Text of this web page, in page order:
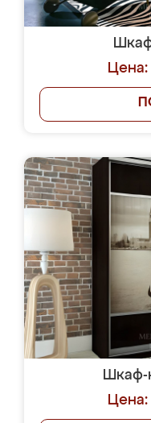
Цена:
Шкаф-
Цена: